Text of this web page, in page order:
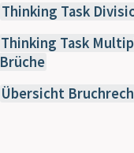
Thinking Task
Thinking Task
Brüche
Übersicht